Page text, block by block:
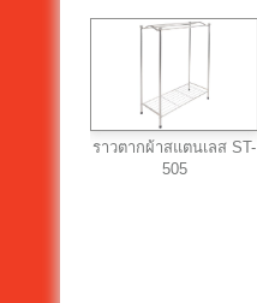
ราวตากผ้าสแตนเลส ST-
505